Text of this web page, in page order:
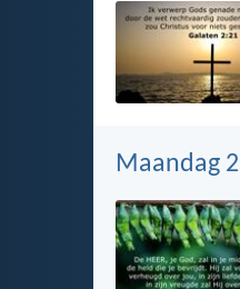
Maandag